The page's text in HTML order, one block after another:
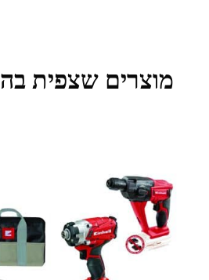
מוצרים שצפית